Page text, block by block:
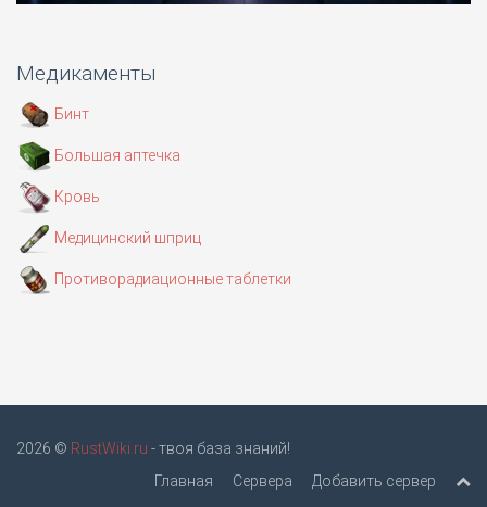
Медикаменты
Бинт
Большая аптечка
Кровь
Медицинский шприц
Противорадиационные таблетки
2026 © RustWiki.ru - твоя база знаний!
Главная
Сервера Добавить сервер